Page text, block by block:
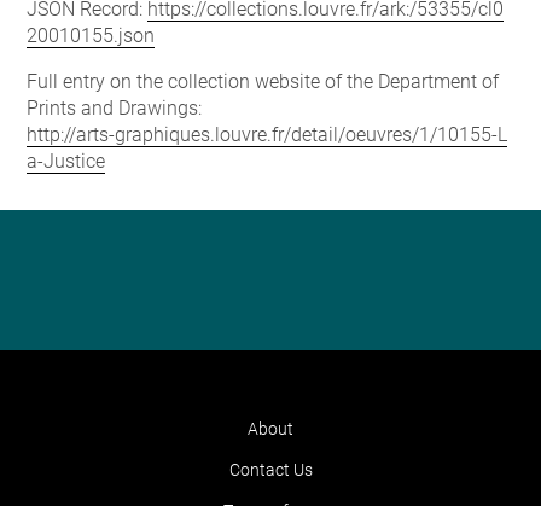
JSON Record: https://collections.louvre.fr/ark:/53355/cl0
20010155.json
Full entry on the collection website of the Department of
Prints and Drawings:
http://arts-graphiques.louvre.fr/detail/oeuvres/1/10155-L
a-Justice
About
Contact Us